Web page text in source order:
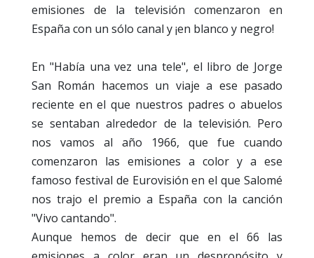
emisiones de la televisión comenzaron en
España con un sólo canal y ¡en blanco y negro!
En "Había una vez una tele", el libro de Jorge
San Román hacemos un viaje a ese pasado
reciente en el que nuestros padres o abuelos
se sentaban alrededor de la televisión. Pero
nos vamos al año 1966, que fue cuando
comenzaron las emisiones a color y a ese
famoso festival de Eurovisión en el que Salomé
nos trajo el premio a España con la canción
"Vivo cantando".
Aunque hemos de decir que en el 66 las